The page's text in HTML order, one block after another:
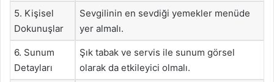
5. Kişisel
Dokunuşlar
Sevgilinin en sevdiği yemekler menüde
yer almalı.
6. Sunum
Detayları
Şık tabak ve servis ile sunum görsel
olarak da etkileyici olmalı.